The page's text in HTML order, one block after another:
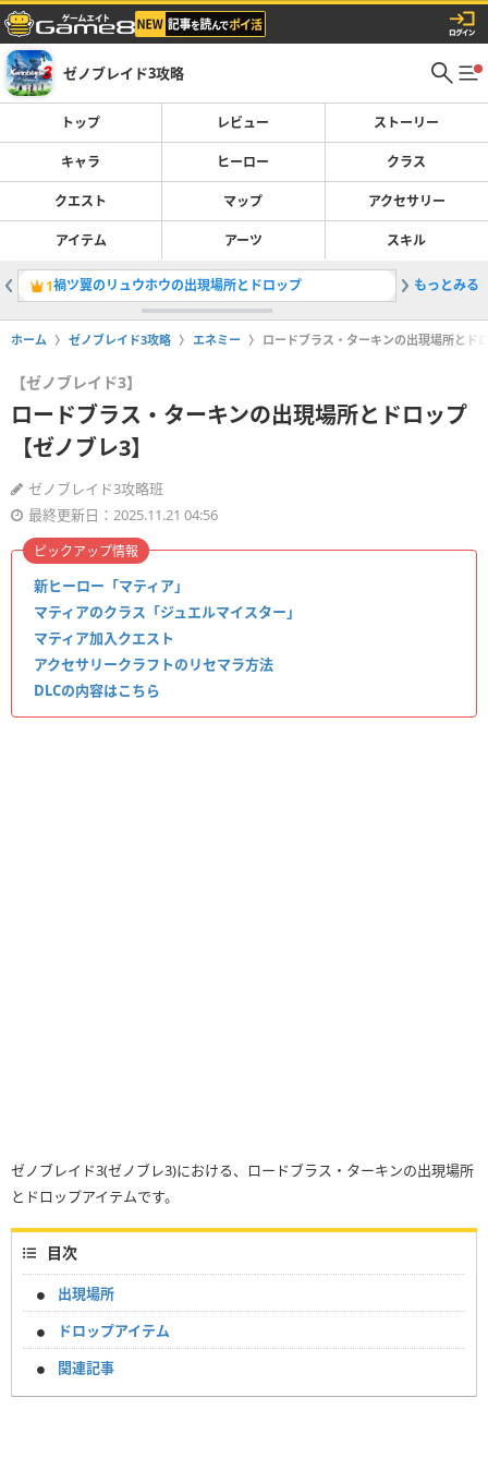
ゼノブレイド3攻略
トップ レビュー ストーリー
キャラ ヒーロー クラス
クエスト マップ アクセサリー
アイテム アーツ スキル
1禍ツ翼のリュウホウの出現場所とドロップ 2イルミ
もっとみる
ホーム ゼノブレイド3攻略 エネミー ロードブラス・ターキンの出現場所とド
【ゼノブレイド3】
ロードブラス・ターキンの出現場所とドロップ
【ゼノブレ3】
ゼノブレイド3攻略班
最終更新日：2025.11.21 04:56
新ヒーロー「マティア」
マティアのクラス「ジュエルマイスター」
マティア加入クエスト
アクセサリークラフトのリセマラ方法
DLCの内容はこちら
ピックアップ情報
ゼノブレイド3(ゼノブレ3)における、ロードブラス・ターキンの出現場所
とドロップアイテムです。
目次
出現場所
ドロップアイテム
関連記事